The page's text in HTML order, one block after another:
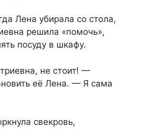
Лена убирала со стола,
решила «помочь»,
посуду в шкафу.
не стоит! —
её Лена. — Я сама
свекровь,